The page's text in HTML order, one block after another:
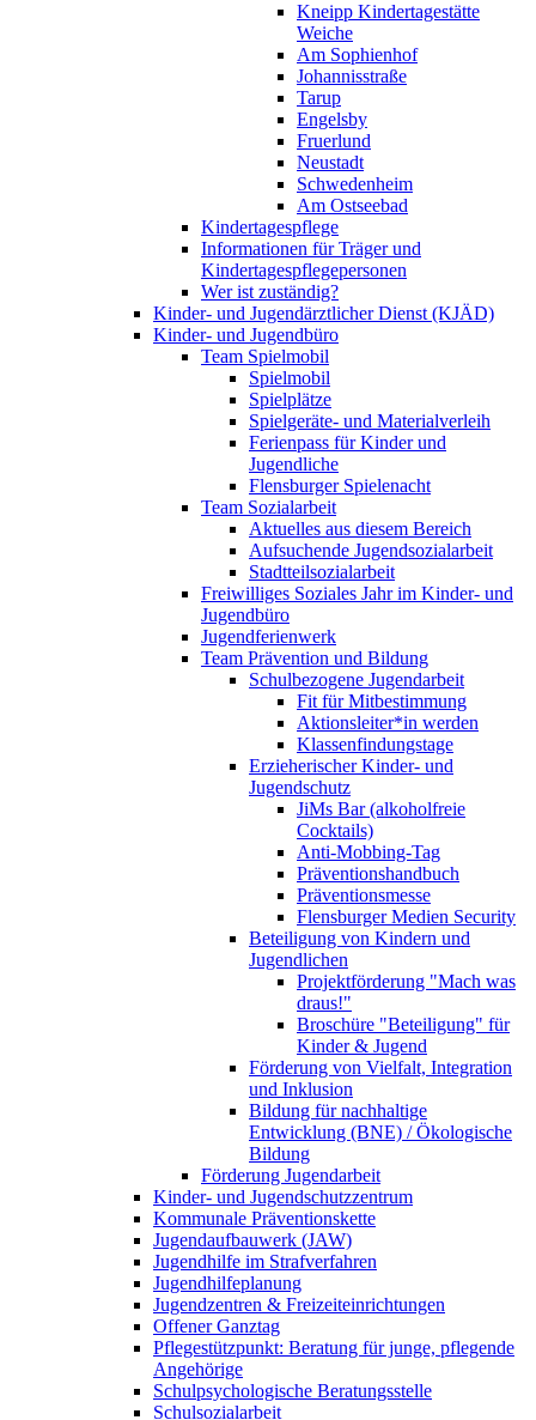
Kneipp Kindertagestätte
Weiche
Am Sophienhof
Johannisstraße
Tarup
Engelsby
Fruerlund
Neustadt
Schwedenheim
Am Ostseebad
Kindertagespflege
Informationen für Träger und
Kindertagespflegepersonen
Wer ist zuständig?
Kinder- und Jugendärztlicher Dienst (KJÄD)
Kinder- und Jugendbüro
Team Spielmobil
Spielmobil
Spielplätze
Spielgeräte- und Materialverleih
Ferienpass für Kinder und
Jugendliche
Flensburger Spielenacht
Team Sozialarbeit
Aktuelles aus diesem Bereich
Aufsuchende Jugendsozialarbeit
Stadtteilsozialarbeit
Freiwilliges Soziales Jahr im Kinder- und
Jugendbüro
Jugendferienwerk
Team Prävention und Bildung
Schulbezogene Jugendarbeit
Fit für Mitbestimmung
Aktionsleiter*in werden
Klassenfindungstage
Erzieherischer Kinder- und
Jugendschutz
JiMs Bar (alkoholfreie
Cocktails)
Anti-Mobbing-Tag
Präventionshandbuch
Präventionsmesse
Flensburger Medien Security
Beteiligung von Kindern und
Jugendlichen
Projektförderung "Mach was
draus!"
Broschüre "Beteiligung" für
Kinder & Jugend
Förderung von Vielfalt, Integration
und Inklusion
Bildung für nachhaltige
Entwicklung (BNE) / Ökologische
Bildung
Förderung Jugendarbeit
Kinder- und Jugendschutzzentrum
Kommunale Präventionskette
Jugendaufbauwerk (JAW)
Jugendhilfe im Strafverfahren
Jugendhilfeplanung
Jugendzentren & Freizeiteinrichtungen
Offener Ganztag
Pflegestützpunkt: Beratung für junge, pflegende
Angehörige
Schulpsychologische Beratungsstelle
Schulsozialarbeit